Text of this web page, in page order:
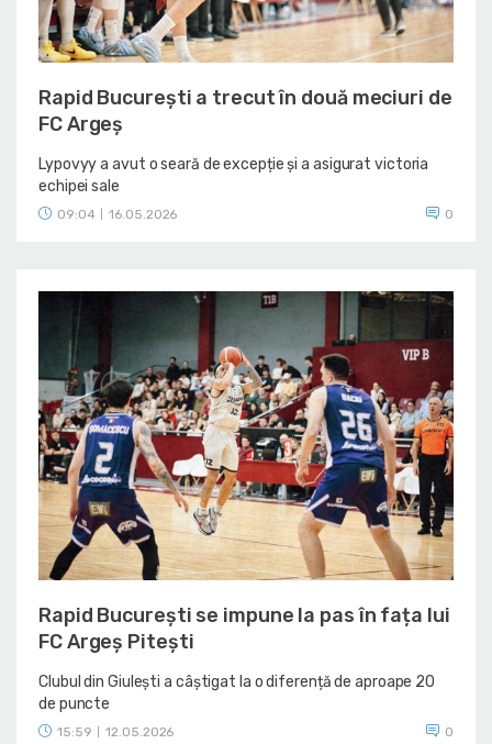
Rapid București a trecut în două meciuri de
FC Argeș
Lypovyy a avut o seară de excepție și a asigurat victoria
echipei sale
09:04 16.05.2026 0
Rapid București se impune la pas în fața lui
FC Argeș Pitești
Clubul din Giulești a câștigat la o diferență de aproape 20
de puncte
15:59 12.05.2026 0